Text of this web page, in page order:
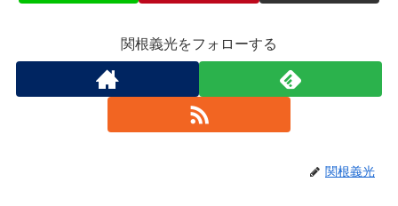
関根義光をフォローする
関根義光